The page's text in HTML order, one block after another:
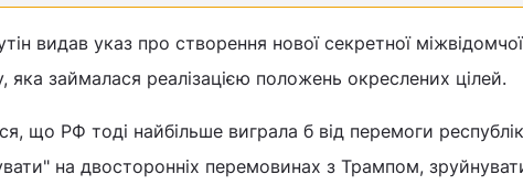
видав указ про створення нової секретної міжвідомчої
яка займалася реалізацією положень окреслених цілей.
що РФ тоді найбільше виграла б від перемоги
на двосторонніх перемовинах з Трампом,